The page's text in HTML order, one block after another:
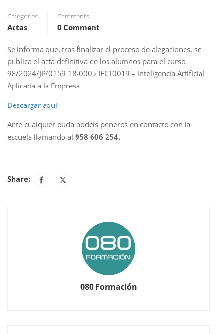
Categories
Actas
Comments
0 Comment
Se informa que, tras finalizar el proceso de alegaciones, se
publica el acta definitiva de los alumnos para el curso
98/2024/JP/0159 18-0005 IFCT0019 – Inteligencia Artificial
Aplicada a la Empresa
Descargar aquí
Ante cualquier duda podéis poneros en contacto con la
escuela llamando al 958 606 254.
Share:
080 Formación